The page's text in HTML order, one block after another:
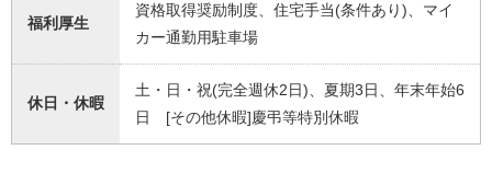
福利厚生
資格取得奨励制度、住宅手当(条件あり)、マイ
カー通勤用駐車場
休日・休暇
土・日・祝(完全週休2日)、夏期3日、年末年始6
日 [その他休暇]慶弔等特別休暇